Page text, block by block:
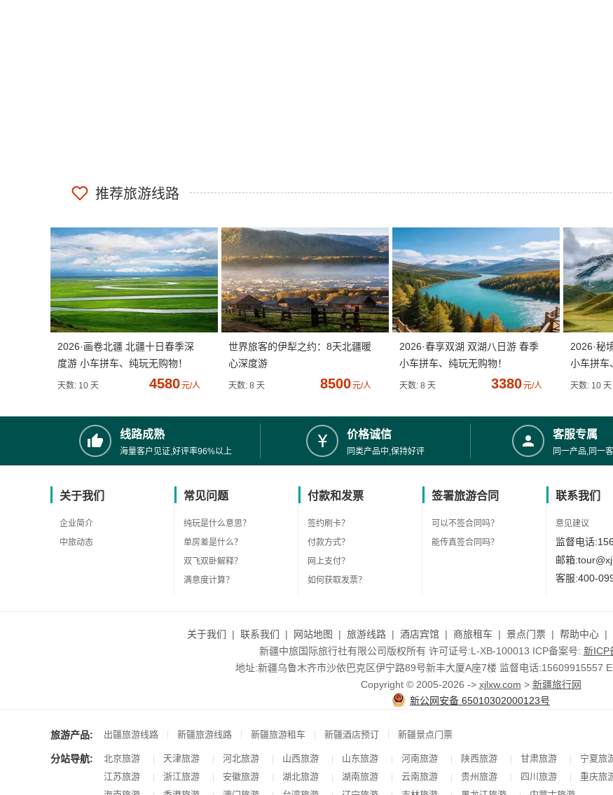
推荐旅游线路
2026·画卷北疆 北疆十日春季深
度游 小车拼车、纯玩无购物！
天数: 10 天 4580元/人
世界旅客的伊犁之约：8天北疆暖
心深度游
天数: 8 天 8500元/人
2026·春享双湖 双湖八日游 春季
小车拼车、纯玩无购物！
天数: 8 天 3380元/人
2026·秘
小车拼车
天数: 10 天
线路成熟
海量客户见证,好评率96%以上
价格诚信
同类产品中,保持好评
客服专属
同一产品,同一
关于我们
企业简介
中旅动态
常见问题
纯玩是什么意思？
单房差是什么？
双飞双卧解释？
满意度计算？
付款和发票
签约刷卡？
付款方式？
网上支付？
如何获取发票？
签署旅游合同
可以不签合同吗？
能传真签合同吗？
联系我们
意见建议
监督电话
邮箱
客服:400-
关于我们 | 联系我们 | 网站地图 | 旅游线路 | 酒店宾馆 | 商旅租车 | 景点门票 | 帮助中心 |
新疆中旅国际旅行社有限公司版权所有 许可证号:L-XB-100013 ICP备案号: 新ICP
地址:新疆乌鲁木齐市沙依巴克区伊宁路89号新丰大厦A座7楼 监督电话:15609915557
Copyright © 2005-2026 -> xjlxw.com > 新疆旅行网
新公网安备 65010302000123号
旅游产品: 出疆旅游线路 | 新疆旅游线路 | 新疆旅游租车 | 新疆酒店预订 | 新疆景点门票
分站导航: 北京旅游 | 天津旅游 | 河北旅游 | 山西旅游 | 山东旅游 | 河南旅游 | 陕西旅游 | 甘肃旅游 | 宁夏旅
江苏旅游 | 浙江旅游 | 安徽旅游 | 湖北旅游 | 湖南旅游 | 云南旅游 | 贵州旅游 | 四川旅游 | 重庆旅